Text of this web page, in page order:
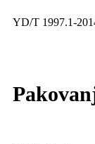
YD/T 1997.1-